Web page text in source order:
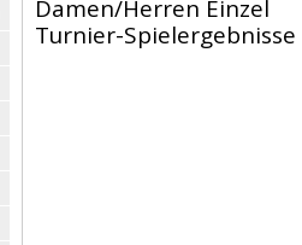
Damen/Herren Einzel
Turnier-Spielergebnisse